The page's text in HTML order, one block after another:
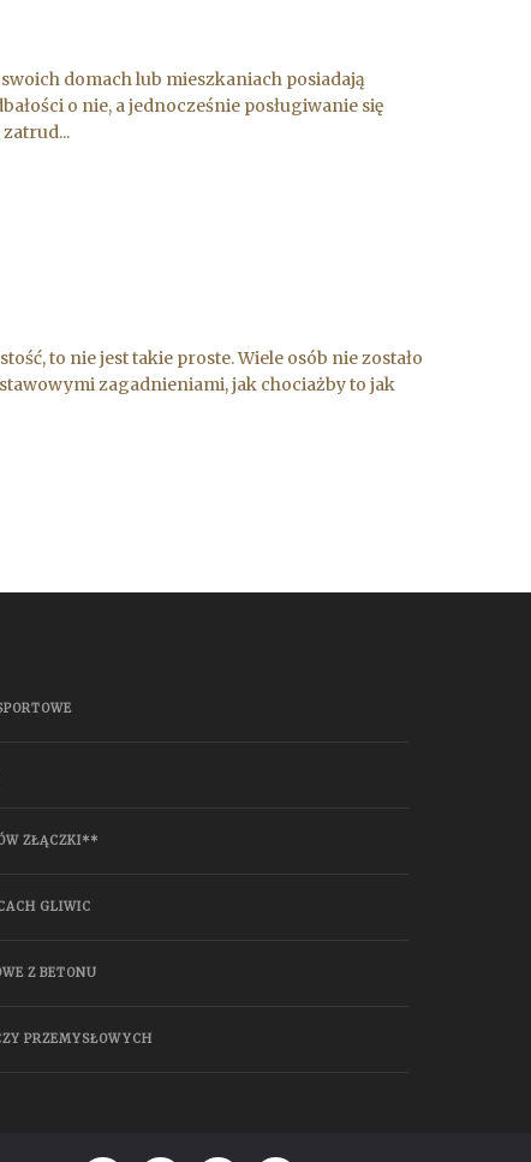
domach lub mieszkaniach posiadają
o nie, a jednocześnie posługiwanie się
to nie jest takie proste. Wiele osób nie zostało
zagadnieniami, jak chociażby to jak
ZŁĄCZKI**
GLIWIC
Z BETONU
PRZEMYSŁOWYCH